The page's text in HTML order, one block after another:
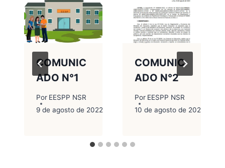
COMUNIC
ADO N°1
Por EESPP NSR
9 de agosto de 2022
COMUNIC
ADO N°2
Por EESPP NSR
10 de agosto de 2022